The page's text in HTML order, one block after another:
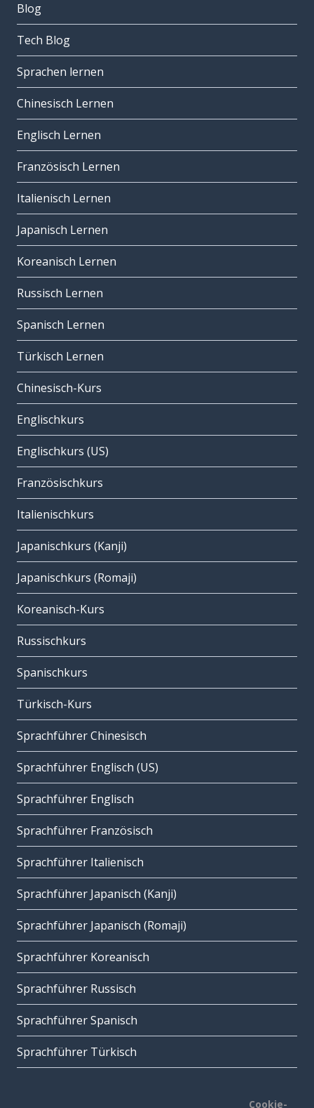
Blog
Tech Blog
Sprachen lernen
Chinesisch Lernen
Englisch Lernen
Französisch Lernen
Italienisch Lernen
Japanisch Lernen
Koreanisch Lernen
Russisch Lernen
Spanisch Lernen
Türkisch Lernen
Chinesisch-Kurs
Englischkurs
Englischkurs (US)
Französischkurs
Italienischkurs
Japanischkurs (Kanji)
Japanischkurs (Romaji)
Koreanisch-Kurs
Russischkurs
Spanischkurs
Türkisch-Kurs
Sprachführer Chinesisch
Sprachführer Englisch (US)
Sprachführer Englisch
Sprachführer Französisch
Sprachführer Italienisch
Sprachführer Japanisch (Kanji)
Sprachführer Japanisch (Romaji)
Sprachführer Koreanisch
Sprachführer Russisch
Sprachführer Spanisch
Sprachführer Türkisch
Cookie-